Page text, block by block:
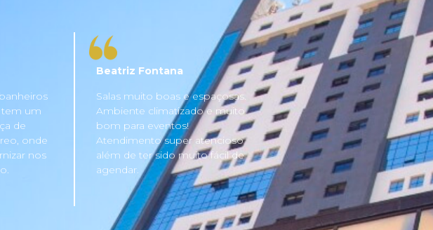
tem um
de
onde
nos
Salas muito boas e espaçosas.
Ambiente climatizado e muito
bom para eventos!
Atendimento super atencioso
além de ter sido muito fácil de
agendar.
Beatriz Fontana